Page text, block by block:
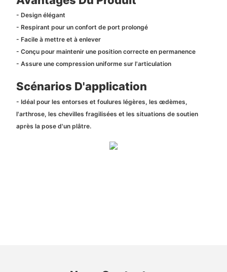
- Design élégant
- Respirant pour un confort de port prolongé
- Facile à mettre et à enlever
- Conçu pour maintenir une position correcte en permanence
- Assure une compression uniforme sur l'articulation
Scénarios D'application
- Idéal pour les entorses et foulures légères, les œdèmes,
l'arthrose, les chevilles fragilisées et les situations de soutien
après la pose d'un plâtre.